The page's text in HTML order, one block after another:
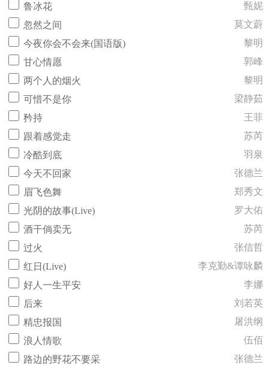
鲁冰花
甄妮
忽然之间
莫文蔚
今夜你会不会来(国语版)
黎明
甘心情愿
郭峰
两个人的烟火
黎明
可惜不是你
梁静茹
矜持
王菲
跟着感觉走
苏芮
冷酷到底
羽泉
今天不回家
张德兰
眉飞色舞
郑秀文
光阴的故事(Live)
罗大佑
酒干倘卖无
苏芮
过火
张信哲
红日(Live)
李克勤&谭咏麟
好人一生平安
李娜
后来
刘若英
精忠报国
屠洪纲
浪人情歌
伍佰
路边的野花不要采
张德兰